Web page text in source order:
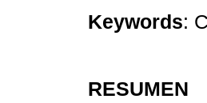
Keywords:
RESUMEN